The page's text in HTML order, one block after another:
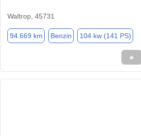
Waltrop, 45731
94.669 km Benzin 104 kw (141 PS)
★